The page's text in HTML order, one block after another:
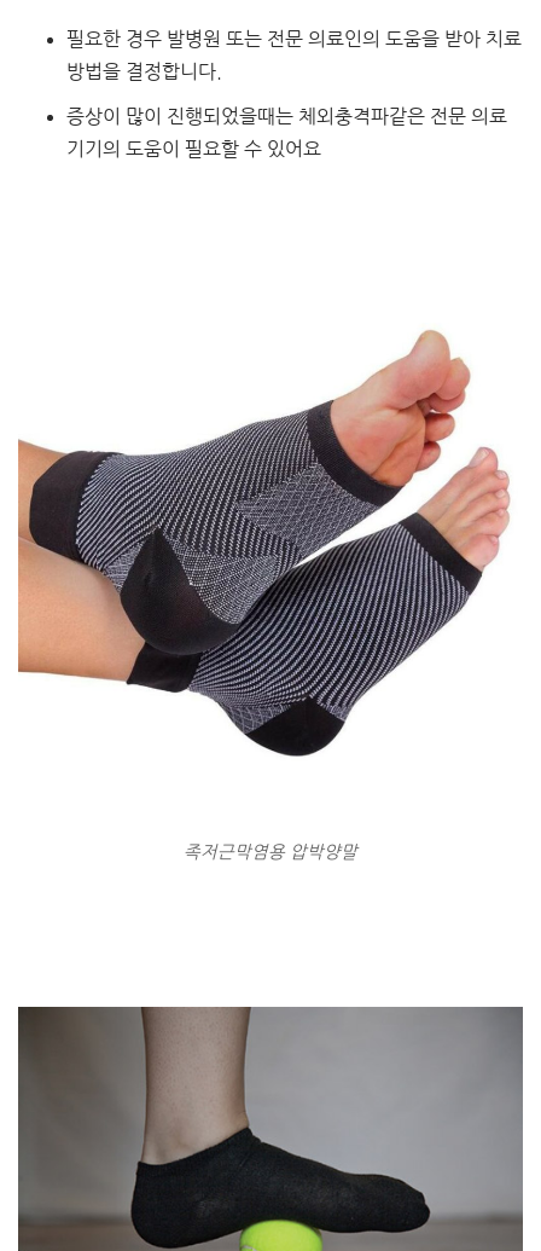
필요한 경우 발병원 또는 전문 의료인의 도움을 받아 치료
방법을 결정합니다.
증상이 많이 진행되었을때는 체외충격파같은 전문 의료
기기의 도움이 필요할 수 있어요
족저근막염용 압박양말